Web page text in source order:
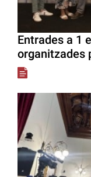
Entrades a 1
organitzades